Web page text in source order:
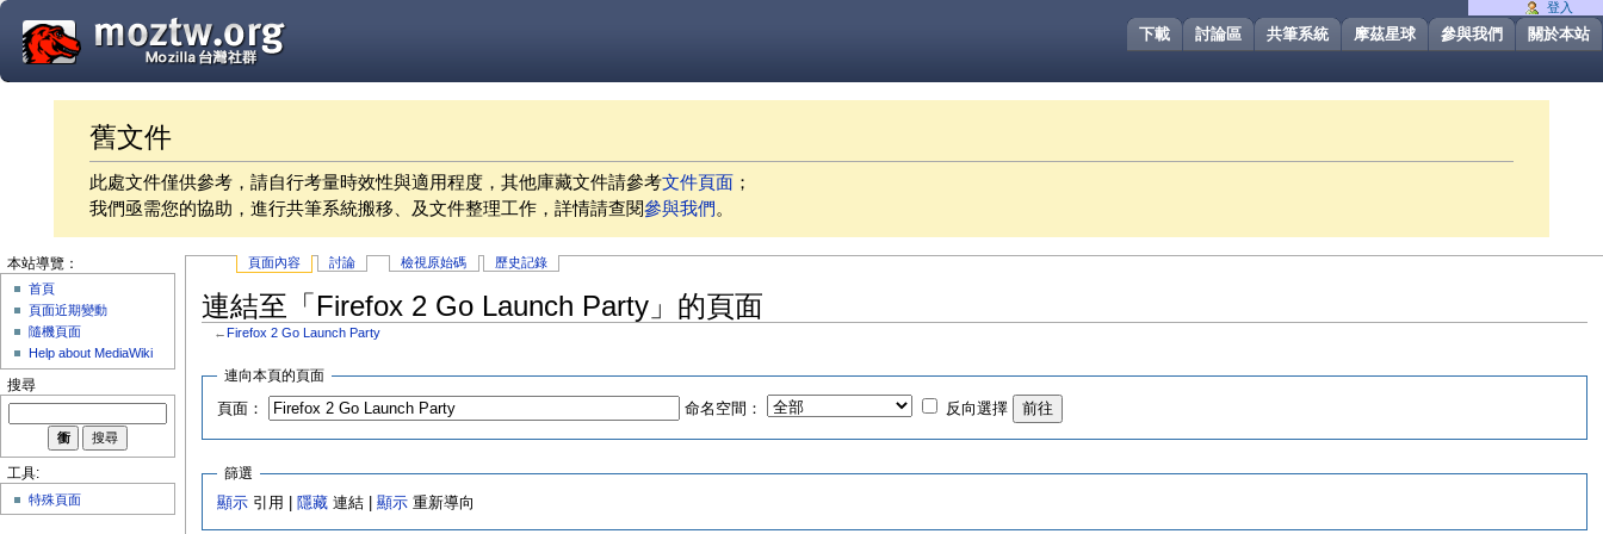
關於本站
參與我們
摩茲星球
共筆系統
討論區
下載
舊文件
此處文件僅供參考，請自行考量時效性與適用程度，其他庫藏文件請參考文件頁面 ；
我們亟需您的協助，進行共筆系統搬移、及文件整理工作，詳情請查閱參與我們。
頁面內容 討論 檢視原始碼 歷史記錄
連結至「Firefox 2 Go Launch Party」的頁面
← Firefox 2 Go Launch Party
連向本頁的頁面
頁面： 命名空間： 反向選擇
篩選
顯示 引用 | 隱藏 連結 |顯示 重新導向
登入
本站導覽：
首頁
頁面近期變動
隨機頁面
Help about MediaWiki
搜尋
工具:
特殊頁面